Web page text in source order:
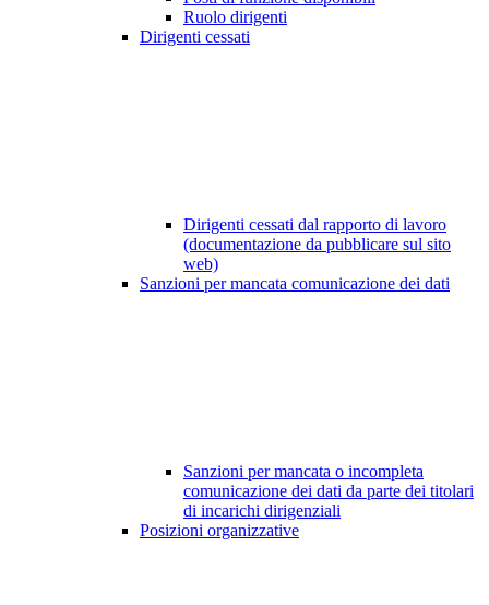
Ruolo dirigenti
Dirigenti cessati
Dirigenti cessati dal rapporto di lavoro
(documentazione da pubblicare sul sito
web)
Sanzioni per mancata comunicazione dei dati
Sanzioni per mancata o incompleta
comunicazione dei dati da parte dei titolari
di incarichi dirigenziali
Posizioni organizzative